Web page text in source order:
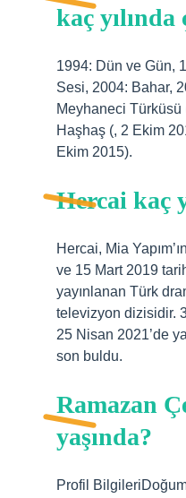
kaç yılında
1994: Dün ve Gün,
Sesi, 2004: Bahar,
Meyhaneci
Haşhaş (, 2 Ekim
Ekim 2015).
Hercai kaç
Hercai, Mia
ve 15 Mart 2019
yayınlanan Türk
televizyon dizisidir.
25 Nisan 2021’de
son buldu.
Ramazan
yaşında?
Profil